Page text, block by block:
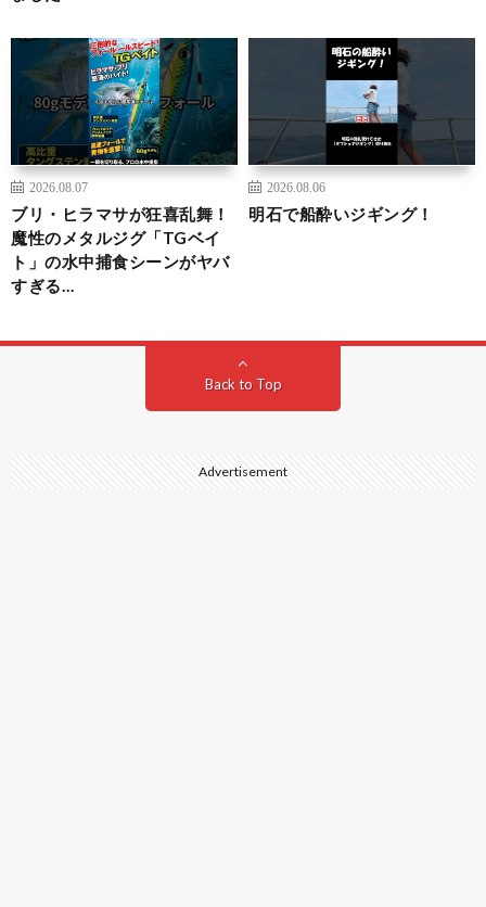
2026.08.07
ブリ・ヒラマサが狂喜乱舞！
魔性のメタルジグ「TGベイ
ト」の水中捕食シーンがヤバ
すぎる…
2026.08.06
明石で船酔いジギング！
Back to Top
Advertisement